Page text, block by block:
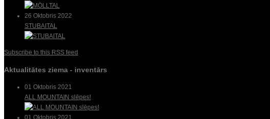
26 Oktobris 2022
STUBAITAL
Subscribe to this RSS feed
Aktualitātes ziema - inventārs
01 Oktobris 2021
ALL MOUNTAIN slēpes!
01 Oktobris 2021